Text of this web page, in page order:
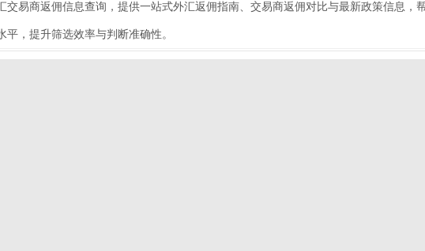
交易商返佣信息查询，提供一站式外汇返佣指南、交易商返佣对比与最新政策信息，
，提升筛选效率与判断准确性。